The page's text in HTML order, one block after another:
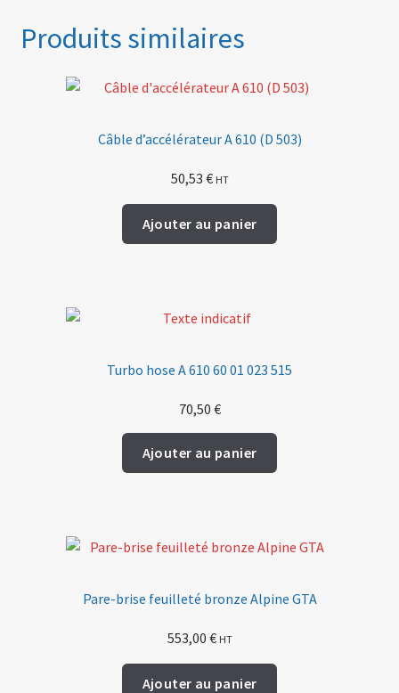
Produits similaires
Câble d’accélérateur A 610 (D 503)
50,53 € HT
Ajouter au panier
Turbo hose A 610 60 01 023 515
70,50 €
Ajouter au panier
Pare-brise feuilleté bronze Alpine GTA
553,00 € HT
Ajouter au panier